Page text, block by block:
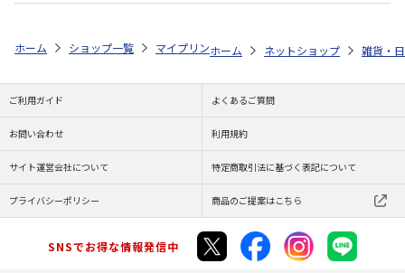
ホーム ショップ一覧 マイプリント シルエットミラー【ノルウェ
ホーム ネットショップ 雑貨・
ご利用ガイド よくあるご質問
お問い合わせ 利用規約
サイト運営会社について 特定商取引法に基づく表記について
プライバシーポリシー 商品のご提案はこちら
SNSでお得な情報発信中